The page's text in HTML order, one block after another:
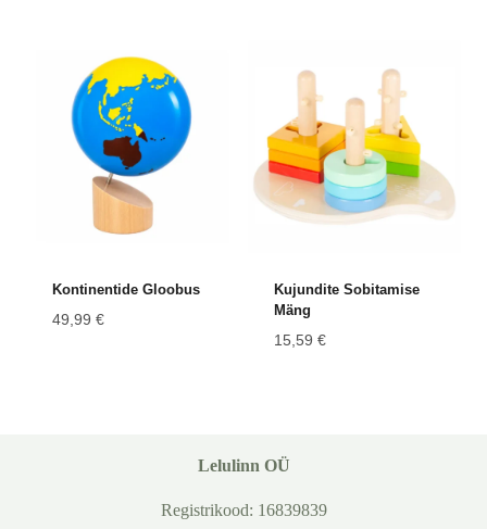
Kontinentide Gloobus
49,99 €
Kujundite Sobitamise
Mäng
15,59 €
Lelulinn OÜ
Registrikood: 16839839